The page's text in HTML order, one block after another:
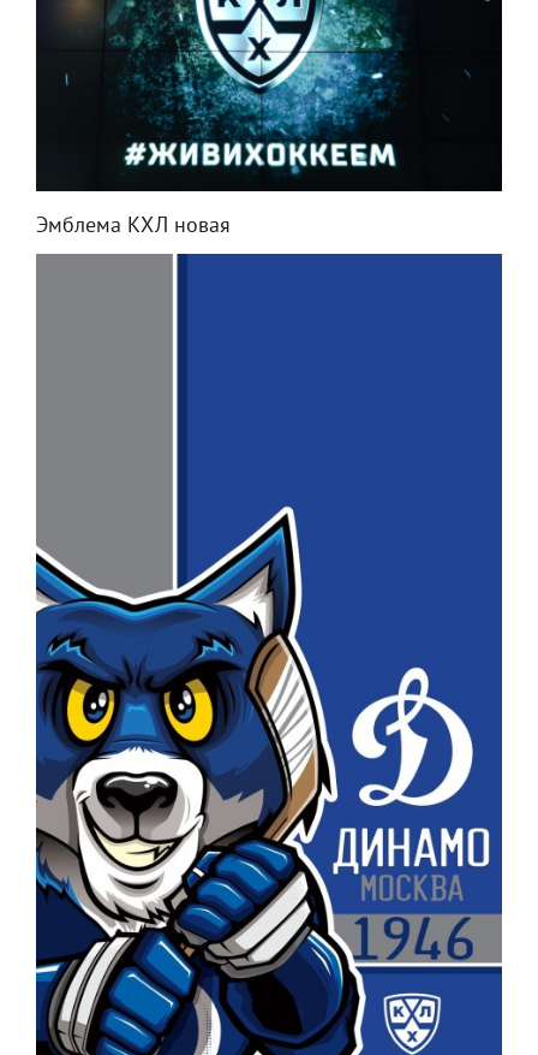
Эмблема КХЛ новая